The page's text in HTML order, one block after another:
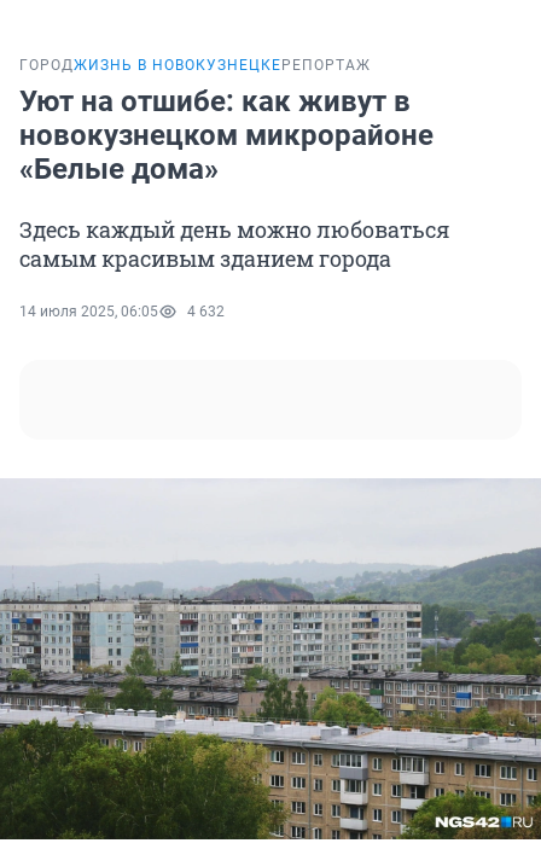
ГОРОДЖИЗНЬ В НОВОКУЗНЕЦКЕ РЕПОРТАЖ
Уют на отшибе: как живут в
новокузнецком микрорайоне
«Белые дома»
Здесь каждый день можно любоваться
самым красивым зданием города
14 июля 2025, 06:05 4 632